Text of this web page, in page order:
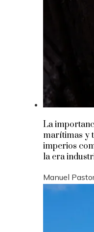
La
marítimas y
imperios
la era
Manuel